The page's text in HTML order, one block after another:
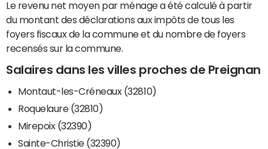
Le revenu net moyen par ménage a été calculé à partir
du montant des déclarations aux impôts de tous les
foyers fiscaux de la commune et du nombre de foyers
recensés sur la commune.
Salaires dans les villes proches de Preignan
Montaut-les-Créneaux (32810)
Roquelaure (32810)
Mirepoix (32390)
Sainte-Christie (32390)